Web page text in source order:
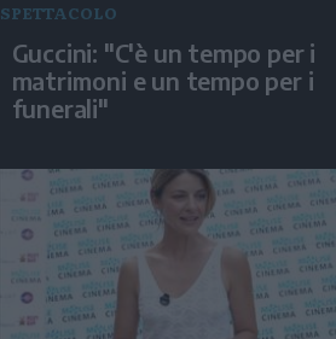
SPETTACOLO
Guccini: "C'è un tempo per i
matrimoni e un tempo per i
funerali"